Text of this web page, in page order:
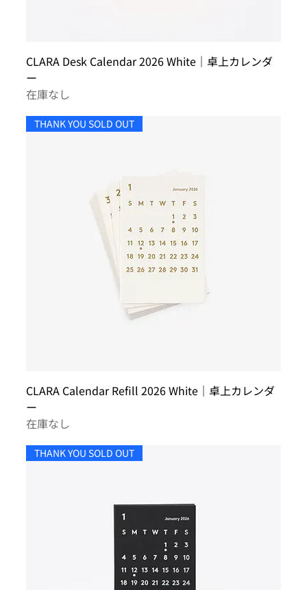
CLARA Desk Calendar 2026 White｜卓上カレンダ
ー
在庫なし
THANK YOU SOLD OUT
CLARA Calendar Refill 2026 White｜卓上カレンダ
ー
在庫なし
THANK YOU SOLD OUT